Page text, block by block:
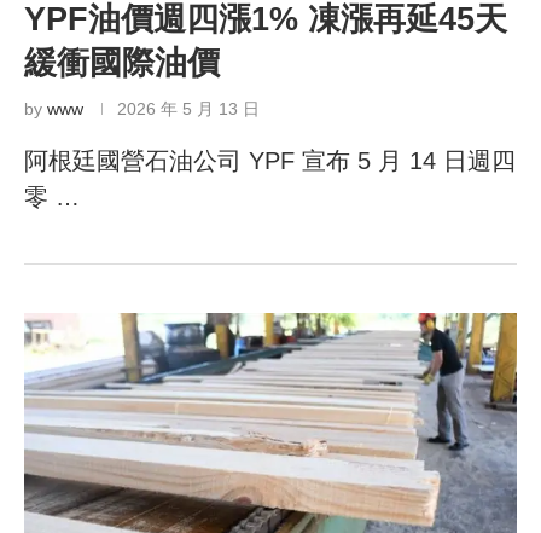
YPF油價週四漲1% 凍漲再延45天
緩衝國際油價
by www 2026 年 5 月 13 日
阿根廷國營石油公司 YPF 宣布 5 月 14 日週四
零 …